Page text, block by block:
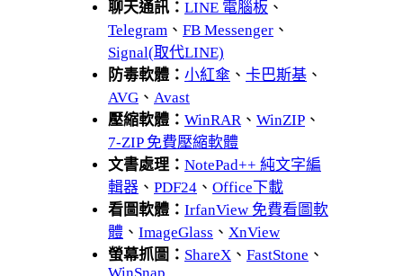
聊天通訊： LINE 電腦板 、
Telegram 、 FB Messenger 、
Signal(取代LINE)
防毒軟體： 小紅傘 、 卡巴斯基 、
AVG 、 Avast
壓縮軟體： WinRAR、 WinZIP 、
7-ZIP 免費壓縮軟體
文書處理： NotePad++ 純文字編
輯器 、 PDF24 、 Office下載
看圖軟體： IrfanView 免費看圖軟
體 、 ImageGlass 、 XnView
螢幕抓圖： ShareX 、 FastStone 、